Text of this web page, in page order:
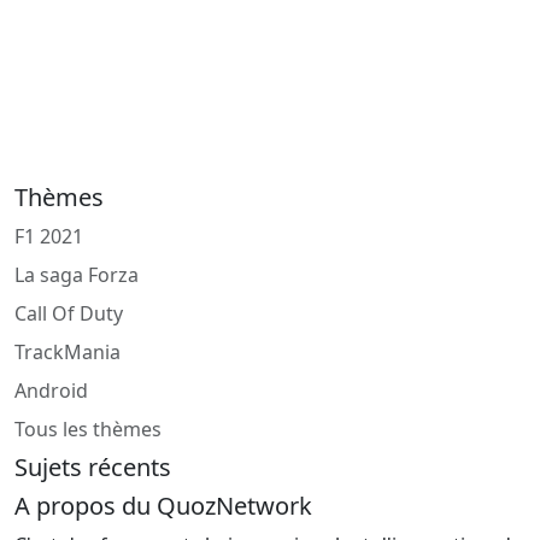
Thèmes
F1 2021
La saga Forza
Call Of Duty
TrackMania
Android
Tous les thèmes
Sujets récents
A propos du QuozNetwork